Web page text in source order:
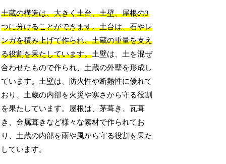
土蔵の構造は、大きく土台、土壁、屋根の3
つに分けることができます。土台は、石やレ
ンガを積み上げて作られ、土蔵の重量を支え
る役割を果たしています。土壁は、土を混ぜ
合わせたもので作られ、土蔵の外壁を形成し
ています。土壁は、防火性や断熱性に優れて
おり、土蔵の内部を火災や寒さから守る役割
を果たしています。屋根は、茅葺き、瓦葺
き、金属葺きなど様々な素材で作られてお
り、土蔵の内部を雨や風から守る役割を果た
しています。